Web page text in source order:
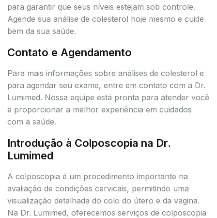
para garantir que seus níveis estejam sob controle.
Agende sua análise de colesterol hoje mesmo e cuide
bem da sua saúde.
Contato e Agendamento
Para mais informações sobre análises de colesterol e
para agendar seu exame, entre em contato com a Dr.
Lumimed. Nossa equipe está pronta para atender você
e proporcionar a melhor experiência em cuidados
com a saúde.
Introdução à Colposcopia na Dr.
Lumimed
A colposcopia é um procedimento importante na
avaliação de condições cervicais, permitindo uma
visualização detalhada do colo do útero e da vagina.
Na Dr. Lumimed, oferecemos serviços de colposcopia